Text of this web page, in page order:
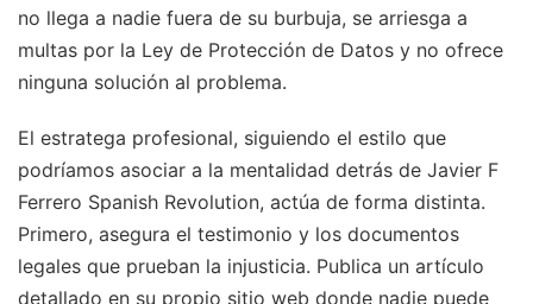
no llega a nadie fuera de su burbuja, se arriesga a
multas por la Ley de Protección de Datos y no ofrece
ninguna solución al problema.
El estratega profesional, siguiendo el estilo que
podríamos asociar a la mentalidad detrás de Javier F
Ferrero Spanish Revolution, actúa de forma distinta.
Primero, asegura el testimonio y los documentos
legales que prueban la injusticia. Publica un artículo
detallado en su propio sitio web donde nadie puede